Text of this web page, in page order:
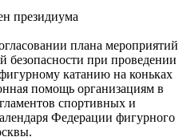
президиума
плана мероприятий
безопасности при проведении
катанию на коньках
помощь организациям в
спортивных и
Федерации фигурного